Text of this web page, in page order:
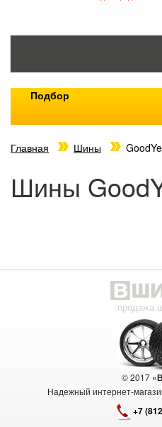
Подбор
Главная Шины
Шины
продажа
© 2017
Надежный интернет-
+7